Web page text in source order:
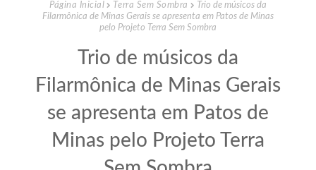
Página Inicial Terra Sem Sombra
Trio de músicos da
Filarmônica de Minas Gerais se apresenta em Patos de Minas
pelo Projeto Terra Sem Sombra
Trio de músicos da
Filarmônica de Minas Gerais
se apresenta em Patos de
Minas pelo Projeto Terra